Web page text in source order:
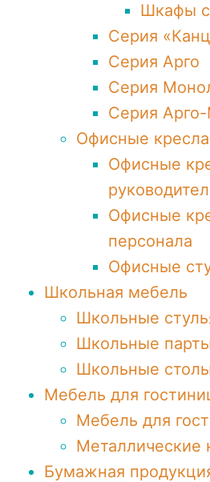
Шкафы
Серия
Серия Арго
Серия
Серия
Офисные кресла
Офисные
Офисные
персонала
Офисные
Школьная мебель
Школьные
Школьные
Школьные
Мебель для
Мебель для
Металлические
Бумажная